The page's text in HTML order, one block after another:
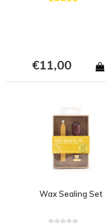
€11,00
Wax Sealing Set